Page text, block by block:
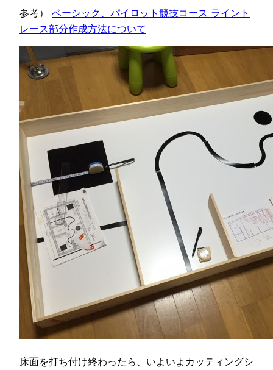
参考） ベーシック、パイロット競技コース ライント
レース部分作成方法について
床面を打ち付け終わったら、いよいよカッティングシ